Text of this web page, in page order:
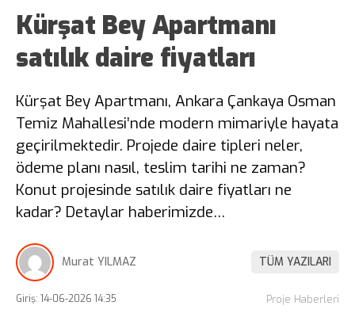
Kürşat Bey Apartmanı
satılık daire fiyatları
Kürşat Bey Apartmanı, Ankara Çankaya Osman
Temiz Mahallesi’nde modern mimariyle hayata
geçirilmektedir. Projede daire tipleri neler,
ödeme planı nasıl, teslim tarihi ne zaman?
Konut projesinde satılık daire fiyatları ne
kadar? Detaylar haberimizde…
Murat YILMAZ TÜM YAZILARI
Giriş: 14-06-2026 14:35 Proje Haberleri